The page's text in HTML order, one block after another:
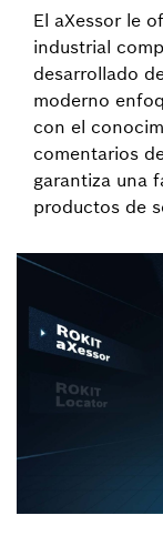
El aXessor le
industrial
desarrollado
moderno
con el
comentarios
garantiza una
productos de